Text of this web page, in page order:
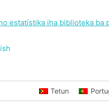
estatístika iha biblioteka ba
Tetun